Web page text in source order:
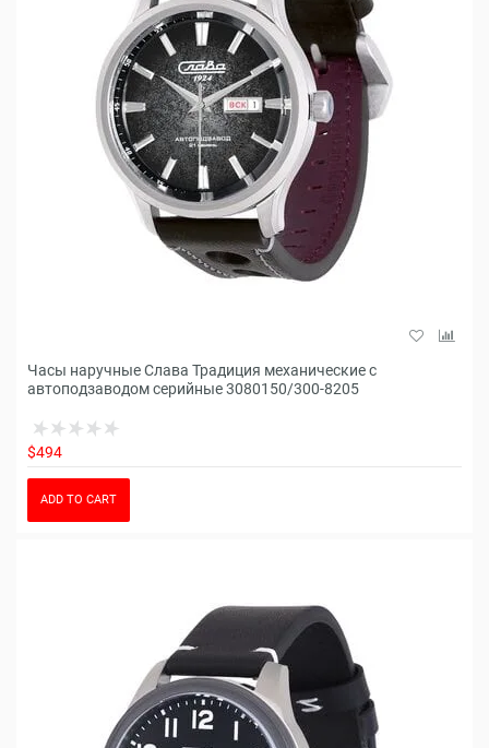
Часы наручные Слава Традиция механические с
автоподзаводом серийные 3080150/300-8205
$494
ADD TO CART